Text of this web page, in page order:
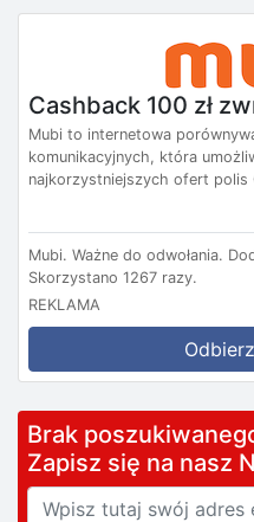
Cashback 100 zł
Mubi to internetowa
komunikacyjnych, która
najkorzystniejszych ofert polis
Mubi. Ważne do odwołania.
Skorzystano 1267 razy.
REKLAMA
Brak
Zapisz się na nasz